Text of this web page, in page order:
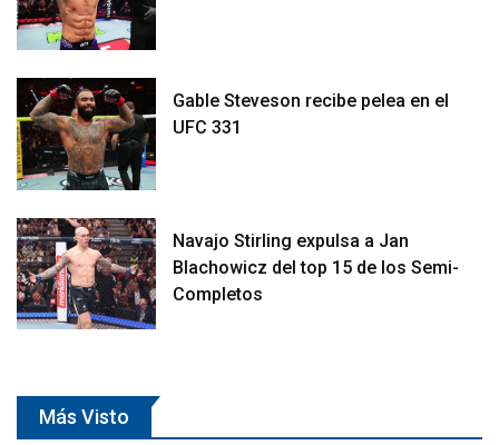
Gable Steveson recibe pelea en el
UFC 331
Navajo Stirling expulsa a Jan
Blachowicz del top 15 de los Semi-
Completos
Más Visto